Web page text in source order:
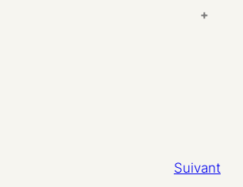
+
Suivant